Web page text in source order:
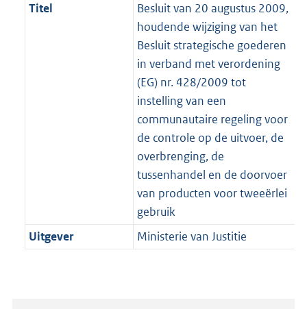
Titel
Besluit van 20 augustus 2009,
houdende wijziging van het
Besluit strategische goederen
in verband met verordening
(EG) nr. 428/2009 tot
instelling van een
communautaire regeling voor
de controle op de uitvoer, de
overbrenging, de
tussenhandel en de doorvoer
van producten voor tweeërlei
gebruik
Uitgever
Ministerie van Justitie